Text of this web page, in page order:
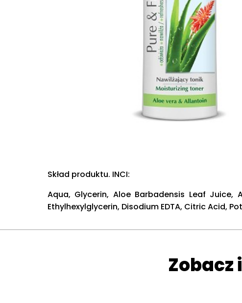
Skład produktu. INCI:
Aqua, Glycerin, Aloe Barbadensis Leaf Juice,
Ethylhexylglycerin, Disodium EDTA, Citric Acid,